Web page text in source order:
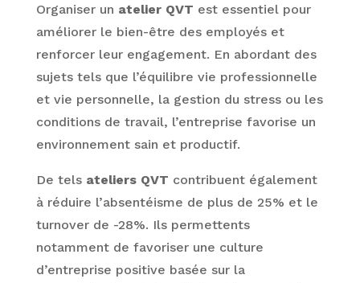
Organiser un atelier QVT est essentiel pour
améliorer le bien-être des employés et
renforcer leur engagement. En abordant des
sujets tels que l’équilibre vie professionnelle
et vie personnelle, la gestion du stress ou les
conditions de travail, l’entreprise favorise un
environnement sain et productif.
De tels ateliers QVT contribuent également
à réduire l’absentéisme de plus de 25% et le
turnover de -28%. Ils permettents
notamment de favoriser une culture
d’entreprise positive basée sur la